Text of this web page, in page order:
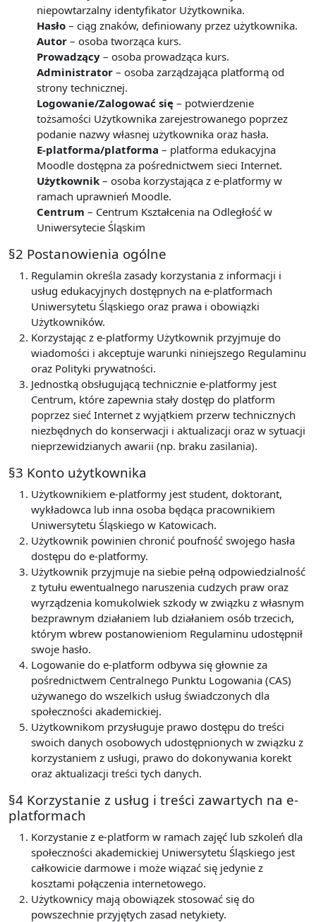
niepowtarzalny identyfikator Użytkownika.
Hasło – ciąg znaków, definiowany przez użytkownika.
Autor – osoba tworząca kurs.
Prowadzący – osoba prowadząca kurs.
Administrator – osoba zarządzająca platformą od
strony technicznej.
Logowanie/Zalogować się – potwierdzenie
tożsamości Użytkownika zarejestrowanego poprzez
podanie nazwy własnej użytkownika oraz hasła.
E-platforma/platforma – platforma edukacyjna
Moodle dostępna za pośrednictwem sieci Internet.
Użytkownik – osoba korzystająca z e-platformy w
ramach uprawnień Moodle.
Centrum – Centrum Kształcenia na Odległość w
Uniwersytecie Śląskim
§2 Postanowienia ogólne
Regulamin określa zasady korzystania z informacji i
usług edukacyjnych dostępnych na e-platformach
Uniwersytetu Śląskiego oraz prawa i obowiązki
Użytkowników.
Korzystając z e-platformy Użytkownik przyjmuje do
wiadomości i akceptuje warunki niniejszego Regulaminu
oraz Polityki prywatności.
Jednostką obsługującą technicznie e-platformy jest
Centrum, które zapewnia stały dostęp do platform
poprzez sieć Internet z wyjątkiem przerw technicznych
niezbędnych do konserwacji i aktualizacji oraz w sytuacji
nieprzewidzianych awarii (np. braku zasilania).
§3 Konto użytkownika
Użytkownikiem e-platformy jest student, doktorant,
wykładowca lub inna osoba będąca pracownikiem
Uniwersytetu Śląskiego w Katowicach.
Użytkownik powinien chronić poufność swojego hasła
dostępu do e-platformy.
Użytkownik przyjmuje na siebie pełną odpowiedzialność
z tytułu ewentualnego naruszenia cudzych praw oraz
wyrządzenia komukolwiek szkody w związku z własnym
bezprawnym działaniem lub działaniem osób trzecich,
którym wbrew postanowieniom Regulaminu udostępnił
swoje hasło.
Logowanie do e-platform odbywa się głownie za
pośrednictwem Centralnego Punktu Logowania (CAS)
używanego do wszelkich usług świadczonych dla
społeczności akademickiej.
Użytkownikom przysługuje prawo dostępu do treści
swoich danych osobowych udostępnionych w związku z
korzystaniem z usługi, prawo do dokonywania korekt
oraz aktualizacji treści tych danych.
§4 Korzystanie z usług i treści zawartych na e-
platformach
Korzystanie z e-platform w ramach zajęć lub szkoleń dla
społeczności akademickiej Uniwersytetu Śląskiego jest
całkowicie darmowe i może wiązać się jedynie z
kosztami połączenia internetowego.
Użytkownicy mają obowiązek stosować się do
powszechnie przyjętych zasad netykiety.